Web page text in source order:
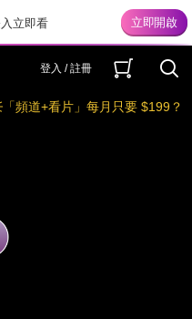
立即看
登入 / 註冊
「頻道+看片」每月只要 $199？